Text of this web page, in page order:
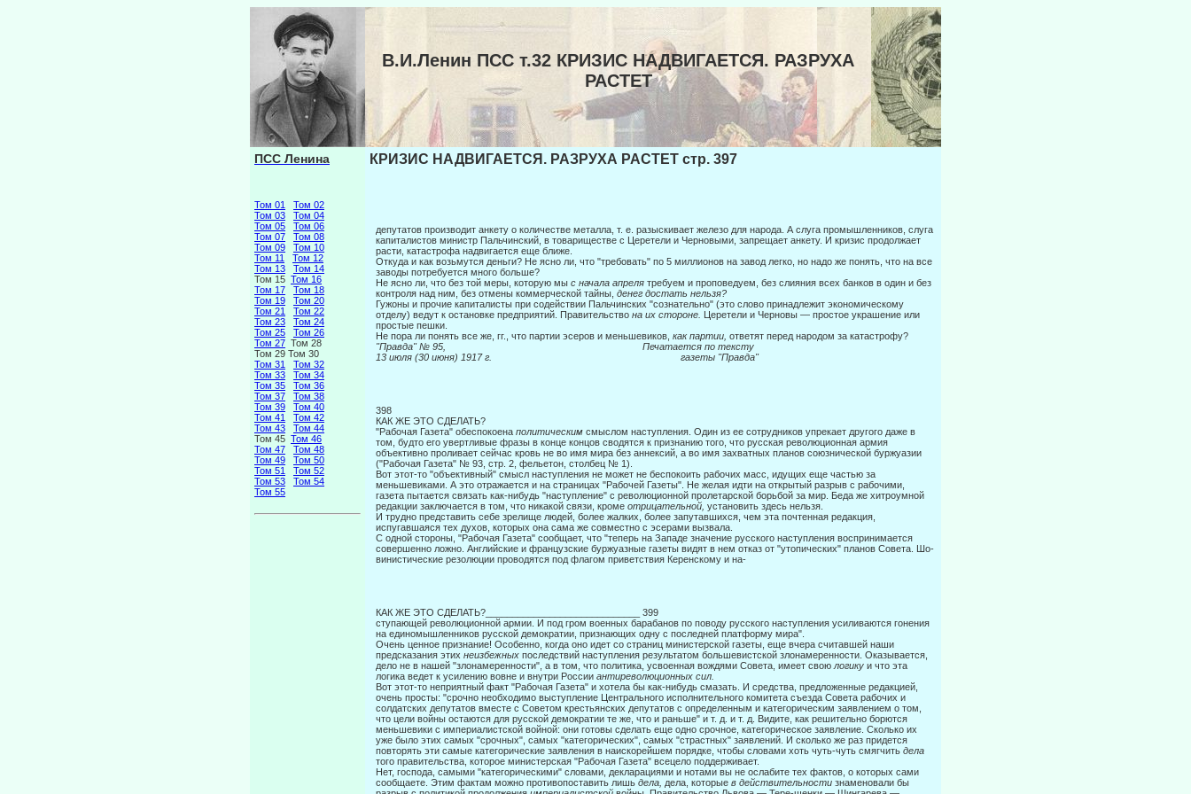
В.И.Ленин ПСС т.32 КРИЗИС НАДВИГАЕТСЯ. РАЗРУХА
РАСТЕТ
ПСС Ленина
Том 01
Том 02
Том 03
Том 04
Том 05
Том 06
Том 07
Том 08
Том 09
Том 10
Том 11
Том 12
Том 13
Том 14
Том 15 Том 16
Том 17
Том 18
Том 19
Том 20
Том 21
Том 22
Том 23
Том 24
Том 25
Том 26
Том 27 Том 28
Том 29 Том 30
Том 31
Том 32
Том 33
Том 34
Том 35
Том 36
Том 37
Том 38
Том 39
Том 40
Том 41
Том 42
Том 43
Том 44
Том 45 Том 46
Том 47
Том 48
Том 49
Том 50
Том 51
Том 52
Том 53
Том 54
Том 55
КРИЗИС НАДВИГАЕТСЯ. РАЗРУХА РАСТЕТ стр. 397
депутатов производит анкету о количестве металла, т. е. разыскивает железо для наро­да. А слуга промышленников, слуга
капиталистов министр Пальчинский, в товарище­стве с Церетели и Черновыми, запрещает анкету. И кризис продолжает
расти, катаст­рофа надвигается еще ближе.
Откуда и как возьмутся деньги? Не ясно ли, что "требовать" по 5 миллионов на за­вод легко, но надо же понять, что на все
заводы потребуется много больше?
Не ясно ли, что без той меры, которую мы с начала апреля требуем и проповедуем, без слияния всех банков в один и без
контроля над ним, без отмены коммерческой тай­ны, денег достать нельзя?
Гужоны и прочие капиталисты при содействии Пальчинских "сознательно" (это слово принадлежит экономическому
отделу) ведут к остановке предприятий. Прави­тельство на их стороне.
Церетели и Черновы — простое украшение или
простые пеш­ки.
Не пора ли понять все же, гг., что партии эсеров и меньшевиков, как партии, ответят перед народом за катастрофу?
"Правда" № 95, Печатается по тексту
13 июля (30 июня) 1917 г. газеты "Правда"
398
КАК ЖЕ ЭТО СДЕЛАТЬ?
"Рабочая Газета" обеспокоена политическим смыслом наступления. Один из ее сотрудников упрекает другого даже в
том, будто его увертливые фразы в конце концов сводятся к признанию того, что русская революционная армия
объективно проливает сейчас кровь не во имя мира без аннексий, а во имя захватных планов союзнической буржуазии
("Рабочая Газета" № 93, стр. 2, фельетон, столбец № 1).
Вот этот-то "объективный" смысл наступления не может не беспокоить рабочих масс, идущих еще частью за
меньшевиками. А это отражается и на страницах "Ра­бочей Газеты". Не желая идти на открытый разрыв с рабочими,
газета пытается связать как-нибудь "наступление" с революционной пролетарской борьбой за мир. Беда же хитроумной
редакции заключается в том, что никакой связи, кроме отри­цательной, установить здесь нельзя.
И трудно представить себе зрелище людей, более жалких, более запутавшихся, чем эта почтенная редакция,
испугавшаяся тех духов, которых она сама же совме­стно с эсерами вызвала.
С одной стороны, "Рабочая Газета" сообщает, что "теперь на Западе значение русского наступления воспринимается
совершенно ложно. Английские и француз­ские буржуазные газеты видят в нем отказ от "утопических" планов Совета. Шо­
винистические резолюции проводятся под флагом приветствия Керенскому и на-
КАК ЖЕ ЭТО СДЕЛАТЬ?_____________________________ 399
ступающей революционной армии. И под гром военных барабанов по поводу рус­ского наступления усиливаются гонения
на единомышленников русской демокра­тии, признающих одну с последней платформу мира".
Очень ценное признание! Особенно, когда оно идет со страниц министерской газеты, еще вчера считавшей наши
предсказания этих неизбежных последствий на­ступления результатом большевистской злонамеренности. Оказывается,
дело не в нашей "злонамеренности", а в том, что политика, усвоенная вождями Совета, име­ет свою логику и что эта
логика ведет к усилению вовне и внутри России антирево­люционных сил.
Вот этот-то неприятный факт "Рабочая Газета" и хотела бы как-нибудь смазать. И средства, предложенные редакцией,
очень просты: "срочно необходимо выступ­ление Центрального исполнительного комитета съезда Совета рабочих и
солдат­ских депутатов вместе с Советом крестьянских депутатов с определенным и кате­горическим заявлением о том,
что цели войны остаются для русской демократии те же, что и раньше" и т. д. и т. д. Видите, как решительно борются
меньшевики с им­периалистской войной: они готовы сделать еще одно срочное, категорическое заяв­ление. Сколько их
уже было этих самых "срочных", самых "категорических", са­мых "страстных" заявлений. И сколько же раз придется
повторять эти самые кате­горические заявления в наискорейшем порядке, чтобы словами хоть чуть-чуть смягчить дела
того правительства, которое министерская "Рабочая Газета" всецело поддерживает.
Нет, господа, самыми "категорическими" словами, декларациями и нотами вы не ослабите тех фактов, о которых сами
сообщаете. Этим фактам можно противо­поставить лишь дела, дела, которые в действительности знаменовали бы